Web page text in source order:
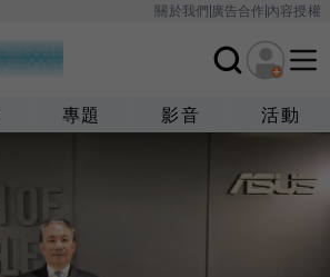
關於我們廣告合作內容授權
專題 影音 活動